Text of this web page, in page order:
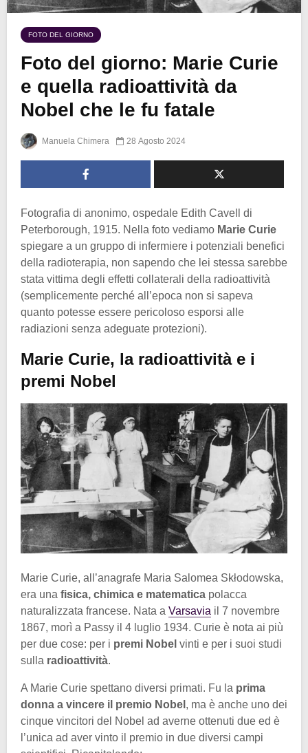
FOTO DEL GIORNO
Foto del giorno: Marie Curie
e quella radioattività da
Nobel che le fu fatale
Manuela Chimera 28 Agosto 2024
Fotografia di anonimo, ospedale Edith Cavell di
Peterborough, 1915. Nella foto vediamo Marie Curie
spiegare a un gruppo di infermiere i potenziali benefici
della radioterapia, non sapendo che lei stessa sarebbe
stata vittima degli effetti collaterali della radioattività
(semplicemente perché all’epoca non si sapeva
quanto potesse essere pericoloso esporsi alle
radiazioni senza adeguate protezioni).
Marie Curie, la radioattività e i
premi Nobel
Marie Curie, all’anagrafe Maria Salomea Skłodowska,
era una fisica, chimica e matematica polacca
naturalizzata francese. Nata a Varsavia il 7 novembre
1867, morì a Passy il 4 luglio 1934. Curie è nota ai più
per due cose: per i premi Nobel vinti e per i suoi studi
sulla radioattività.
A Marie Curie spettano diversi primati. Fu la prima
donna a vincere il premio Nobel , ma è anche uno dei
cinque vincitori del Nobel ad averne ottenuti due ed è
l’unica ad aver vinto il premio in due diversi campi